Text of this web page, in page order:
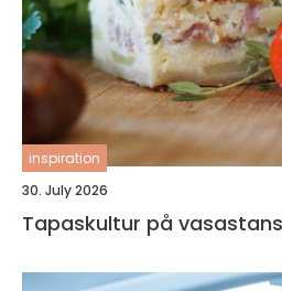
inspiration
30. July 2026
Tapaskultur på